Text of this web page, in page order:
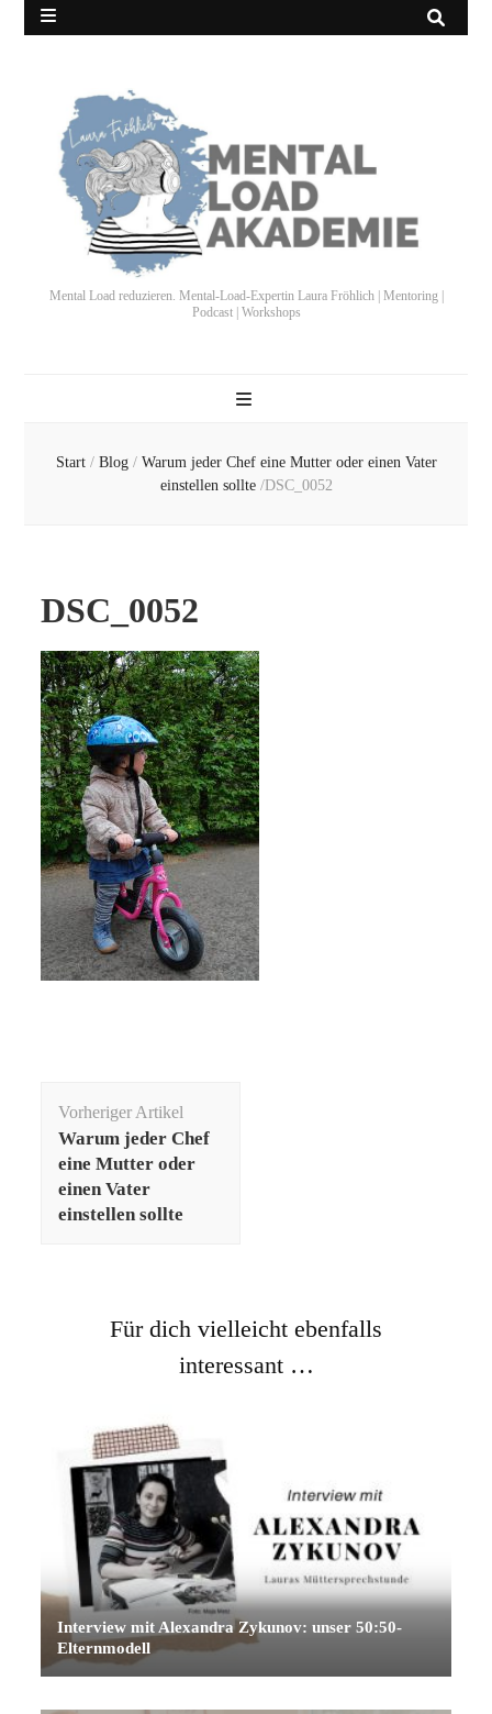
Mental Load reduzieren. Mental-Load-Expertin Laura Fröhlich | Mentoring |
Podcast | Workshops
Start / Blog / Warum jeder Chef eine Mutter oder einen Vater
einstellen sollte /DSC_0052
DSC_0052
Vorheriger Artikel
Warum jeder Chef
eine Mutter oder
einen Vater
einstellen sollte
Für dich vielleicht ebenfalls
interessant …
Interview mit Alexandra Zykunov: unser 50:50-
Elternmodell